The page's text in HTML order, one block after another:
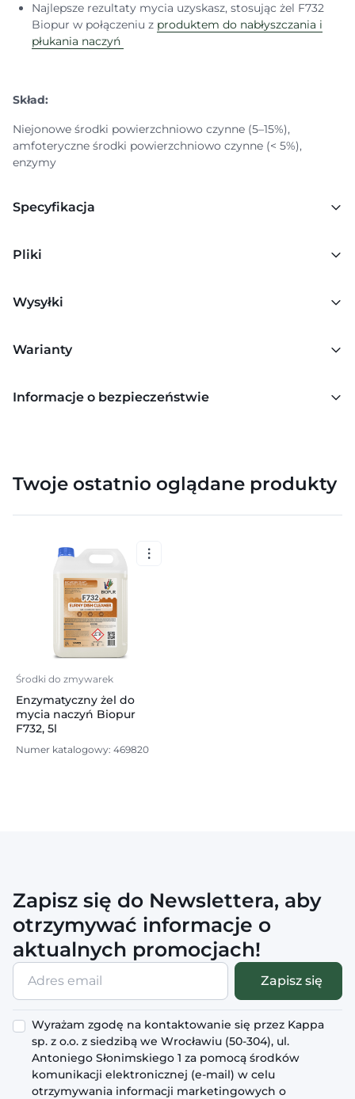
Najlepsze rezultaty mycia uzyskasz, stosując żel F732
Biopur w połączeniu z produktem do nabłyszczania i
płukania naczyń
Skład:
Niejonowe środki powierzchniowo czynne (5–15%),
amfoteryczne środki powierzchniowo czynne (< 5%),
enzymy
Specyfikacja
Pliki
Wysyłki
Warianty
Informacje o bezpieczeństwie
Twoje ostatnio oglądane produkty
Środki do zmywarek
Enzymatyczny żel do
mycia naczyń Biopur
F732, 5l
Numer katalogowy: 469820
Zapisz się do Newslettera, aby
otrzymywać informacje o
aktualnych promocjach!
Adres
email
Zapisz się
Wyrażam zgodę na kontaktowanie się przez Kappa
sp. z o.o. z siedzibą we Wrocławiu (50-304), ul.
Antoniego Słonimskiego 1 za pomocą środków
komunikacji elektronicznej (e-mail) w celu
otrzymywania informacji marketingowych o